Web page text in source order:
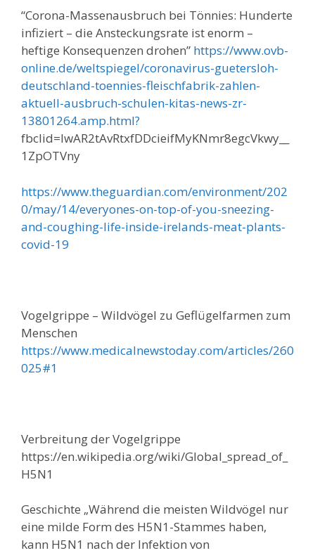
“Corona-Massenausbruch bei Tönnies: Hunderte
infiziert – die Ansteckungsrate ist enorm –
heftige Konsequenzen drohen” https://www.ovb-
online.de/weltspiegel/coronavirus-guetersloh-
deutschland-toennies-fleischfabrik-zahlen-
aktuell-ausbruch-schulen-kitas-news-zr-
13801264.amp.html?
fbclid=IwAR2tAvRtxfDDcieifMyKNmr8egcVkwy__
1ZpOTVny
https://www.theguardian.com/environment/202
0/may/14/everyones-on-top-of-you-sneezing-
and-coughing-life-inside-irelands-meat-plants-
covid-19
Vogelgrippe – Wildvögel zu Geflügelfarmen zum
Menschen
https://www.medicalnewstoday.com/articles/260
025#1
Verbreitung der Vogelgrippe
https://en.wikipedia.org/wiki/Global_spread_of_
H5N1
Geschichte „Während die meisten Wildvögel nur
eine milde Form des H5N1-Stammes haben,
kann H5N1 nach der Infektion von